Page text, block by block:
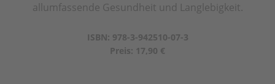
allumfassende Gesundheit und Langlebigkeit.
ISBN: 978-3-942510-07-3
Preis: 17,90 €